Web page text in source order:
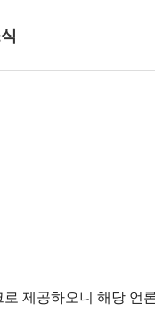
제공하오니 해당 언